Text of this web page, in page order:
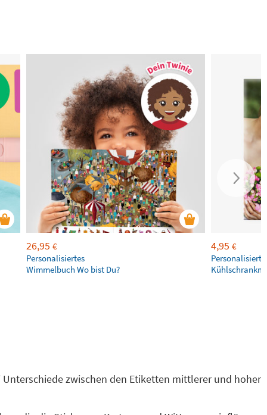
26,95 €
Personalisiertes
Wimmelbuch Wo bist Du?
4,95 €
Unterschiede zwischen den Etiketten mittlerer und hoher